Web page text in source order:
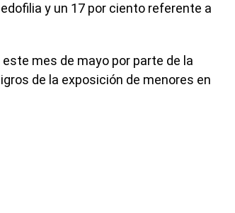
y un 17 por ciento referente a
mes de mayo por parte de la
de la exposición de menores en